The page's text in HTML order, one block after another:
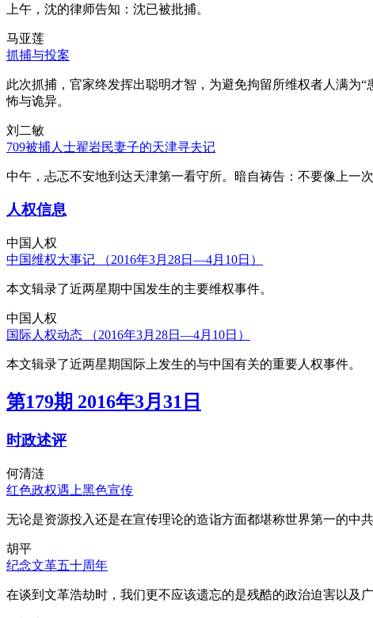
上午，沈的律师告知：沈已被批捕。
马亚莲
抓捕与投案
此次抓捕，官家终发挥出聪明才智，为避免拘留所维权者人满为
怖与诡异。
刘二敏
709被捕人士翟岩民妻子的天津寻夫记
中午，忐忑不安地到达天津第一看守所。暗自祷告：不要像上一
人权信息
中国人权
中国维权大事记 （2016年3月28日—4月10日）
本文辑录了近两星期中国发生的主要维权事件。
中国人权
国际人权动态 （2016年3月28日—4月10日）
本文辑录了近两星期国际上发生的与中国有关的重要人权事件。
第179期 2016年3月31日
时政述评
何清涟
红色政权遇上黑色宣传
无论是资源投入还是在宣传理论的造诣方面都堪称世界第一的中
胡平
纪念文革五十周年
在谈到文革浩劫时，我们更不应该遗忘的是残酷的政治迫害以及